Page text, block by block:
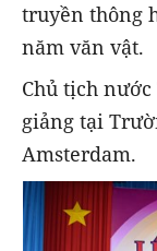
truyền thông
năm văn vật.
Chủ tịch
giảng tại
Amsterdam.